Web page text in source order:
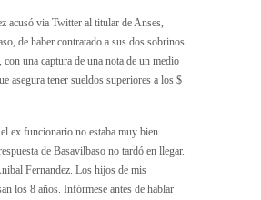
acusó via Twitter al titular de Anses,
de haber contratado a sus dos sobrinos
con una captura de una nota de un medio
asegura tener sueldos superiores a los $
ex funcionario no estaba muy bien
de Basavilbaso no tardó en llegar.
Fernandez. Los hijos de mis
los 8 años. Infórmese antes de hablar